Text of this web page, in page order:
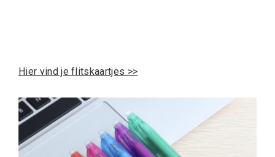
Hier vind je flitskaartjes >>